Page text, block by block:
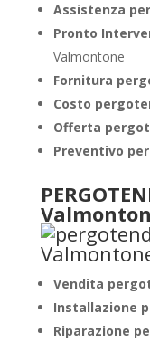
Assistenza
Pronto
Valmontone
Fornitura
Costo
Offerta
Preventivo
Vendita
Installazione
Riparazione